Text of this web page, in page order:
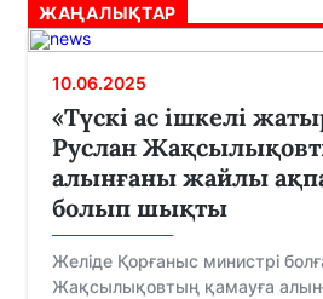
ЖАҢАЛЫҚТАР
10.06.2025
«Түскі ас ішкелі
Руслан
алынғаны жайлы
болып шықты
Желіде Қорғаныс министрі
Жақсылықовтың қамауға